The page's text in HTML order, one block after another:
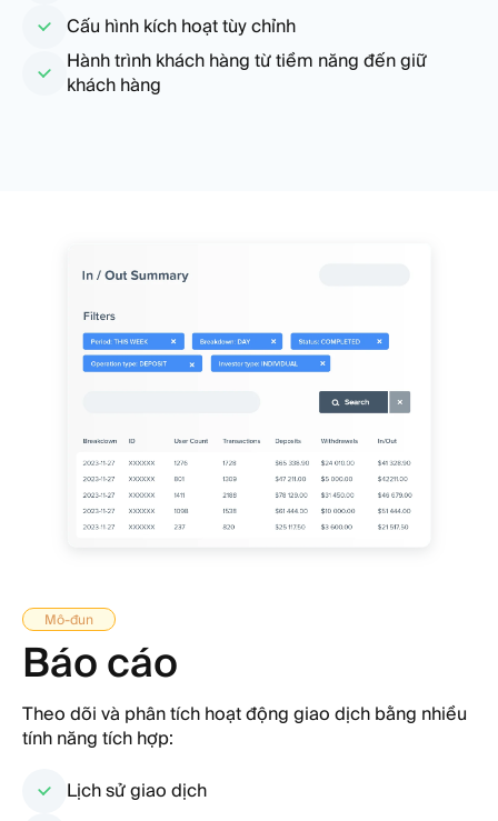
Cấu hình kích hoạt tùy chỉnh
Hành trình khách hàng từ tiềm năng đến giữ
khách hàng
Mô-đun
Báo cáo
Theo dõi và phân tích hoạt động giao dịch bằng nhiều
tính năng tích hợp:
Lịch sử giao dịch